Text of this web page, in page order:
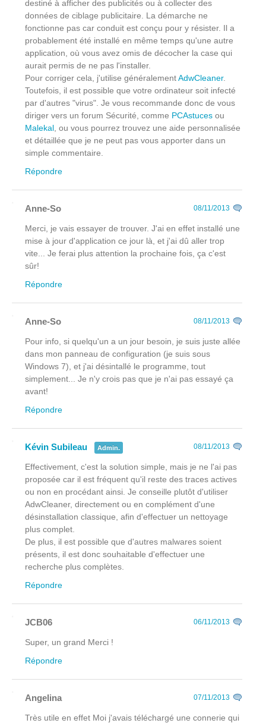
destiné à afficher des publicités ou à collecter des
données de ciblage publicitaire. La démarche ne
fonctionne pas car conduit est conçu pour y résister. Il a
probablement été installé en même temps qu'une autre
application, où vous avez omis de décocher la case qui
aurait permis de ne pas l'installer.
Pour corriger cela, j'utilise généralementAdwCleaner.
Toutefois, il est possible que votre ordinateur soit infecté
par d'autres "virus". Je vous recommande donc de vous
diriger vers un forum Sécurité, comme PCAstuces ou
Malekal, ou vous pourrez trouvez une aide personnalisée
et détaillée que je ne peut pas vous apporter dans un
simple commentaire.
Répondre
Anne-So 08/11/2013
Merci, je vais essayer de trouver. J'ai en effet installé une
mise à jour d'application ce jour là, et j'ai dû aller trop
vite... Je ferai plus attention la prochaine fois, ça c'est
sûr!
Répondre
Anne-So 08/11/2013
Pour info, si quelqu'un a un jour besoin, je suis juste allée
dans mon panneau de configuration (je suis sous
Windows 7), et j'ai désintallé le programme, tout
simplement... Je n'y crois pas que je n'ai pas essayé ça
avant!
Répondre
Kévin Subileau Admin. 08/11/2013
Effectivement, c'est la solution simple, mais je ne l'ai pas
proposée car il est fréquent qu'il reste des traces actives
ou non en procédant ainsi. Je conseille plutôt d'utiliser
AdwCleaner, directement ou en complément d'une
désinstallation classique, afin d'effectuer un nettoyage
plus complet.
De plus, il est possible que d'autres malwares soient
présents, il est donc souhaitable d'effectuer une
recherche plus complètes.
Répondre
JCB06 06/11/2013
Super, un grand Merci !
Répondre
Angelina 07/11/2013
Très utile en effet Moi j'avais téléchargé une connerie qui